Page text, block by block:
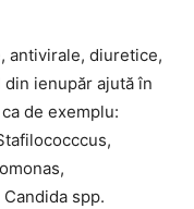
antivirale, diuretice,
ienupăr ajută în
de exemplu:
spp.